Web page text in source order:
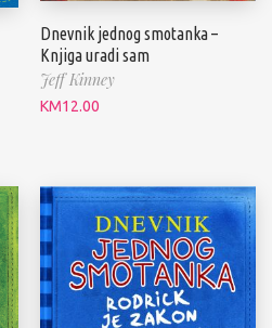
Dnevnik jednog smotanka –
Knjiga uradi sam
Jeff Kinney
KM12.00